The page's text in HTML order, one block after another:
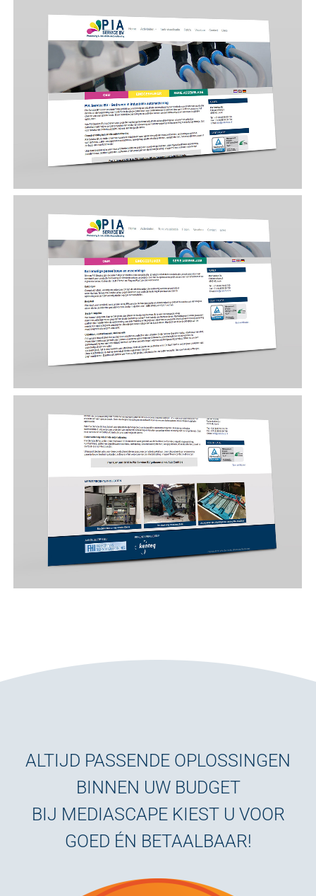
ALTIJD PASSENDE OPLOSSINGEN
BINNEN UW BUDGET
BIJ MEDIASCAPE KIEST U VOOR
GOED ÉN BETAALBAAR!